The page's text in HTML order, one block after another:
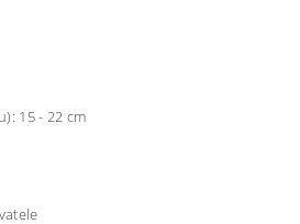
15 - 22 cm